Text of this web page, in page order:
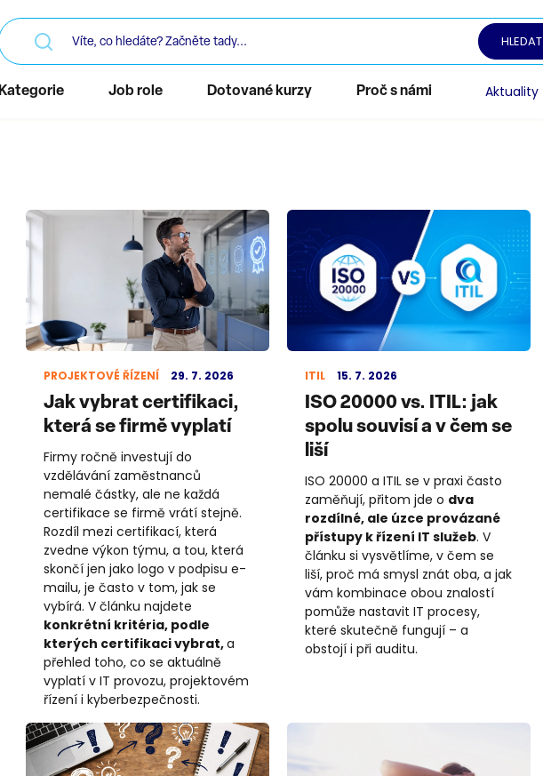
HLEDAT
Kategorie Job role Dotované kurzy Proč s námi Aktuality
PROJEKTOVÉ ŘÍZENÍ 29. 7. 2026
Jak vybrat certifikaci,
která se firmě vyplatí
Firmy ročně investují do
vzdělávání zaměstnanců
nemalé částky, ale ne každá
certifikace se firmě vrátí stejně.
Rozdíl mezi certifikací, která
zvedne výkon týmu, a tou, která
skončí jen jako logo v podpisu e-
mailu, je často v tom, jak se
vybírá. V článku najdete
konkrétní kritéria, podle
kterých certifikaci vybrat,a
přehled toho, co se aktuálně
vyplatí v IT provozu, projektovém
řízení i kyberbezpečnosti.
ITIL 15. 7. 2026
ISO 20000 vs. ITIL: jak
spolu souvisí a v čem se
liší
ISO 20000 a ITIL se v praxi často
zaměňují, přitom jde o dva
rozdílné, ale úzce provázané
přístupy k řízení IT služeb. V
článku si vysvětlíme, v čem se
liší, proč má smysl znát oba, a jak
vám kombinace obou znalostí
pomůže nastavit IT procesy,
které skutečně fungují – a
obstojí i při auditu.